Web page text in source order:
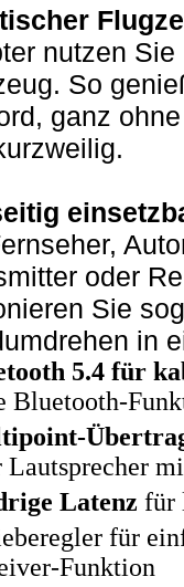
nutzen
So
ganz
oder
Sie
in
5.4 für
Bluetooth-
Lautsprecher
Latenz für
für
Funktion